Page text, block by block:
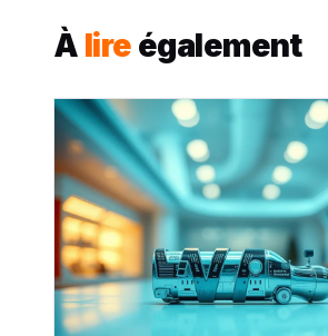
À lire également